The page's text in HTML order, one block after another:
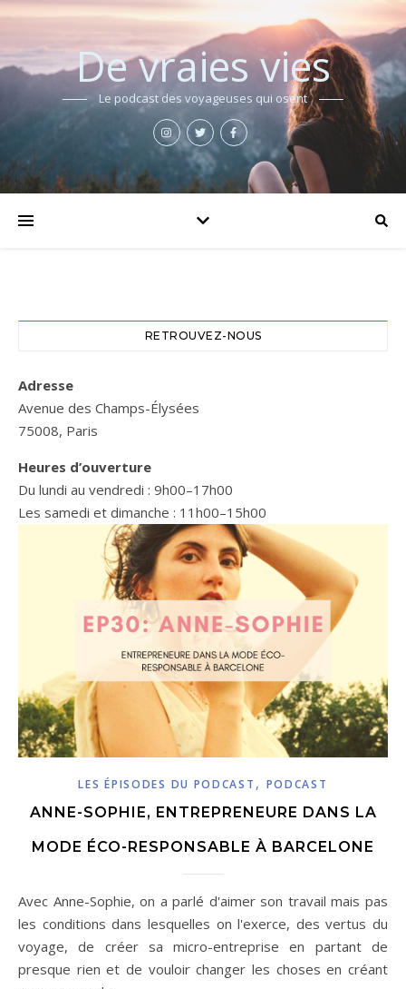
De vraies vies
Le podcast des voyageuses qui osent
RETROUVEZ-NOUS
Adresse
Avenue des Champs-Élysées
75008, Paris
Heures d’ouverture
Du lundi au vendredi : 9h00–17h00
Les samedi et dimanche : 11h00–15h00
LES ÉPISODES DU PODCAST , PODCAST
ANNE-SOPHIE, ENTREPRENEURE DANS LA
MODE ÉCO-RESPONSABLE À BARCELONE
Avec Anne-Sophie, on a parlé d'aimer son travail mais pas
les conditions dans lesquelles on l'exerce, des vertus du
voyage, de créer sa micro-entreprise en partant de
presque rien et de vouloir changer les choses en créant